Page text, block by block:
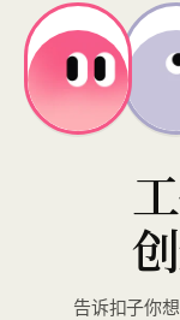
告诉扣子你